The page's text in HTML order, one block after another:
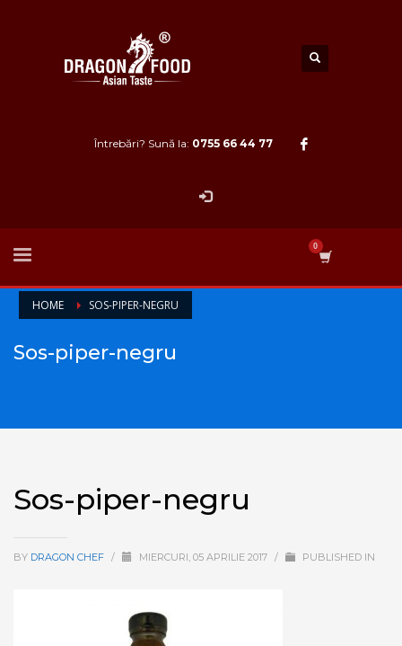
Întrebări? Sună la: 0755 66 44 77
HOME SOS-PIPER-NEGRU
Sos-piper-negru
Sos-piper-negru
BY DRAGON CHEF / MIERCURI, 05 APRILIE 2017 / PUBLISHED IN